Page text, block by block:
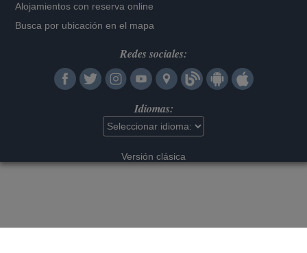
Alojamientos con reserva online
Busca por ubicación en el mapa
Redes sociales:
Idiomas:
Versión clásica